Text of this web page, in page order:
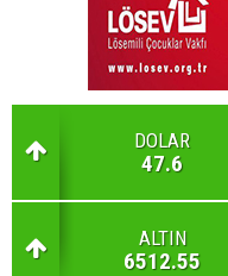
DOLAR
47.6
ALTIN
6512.55